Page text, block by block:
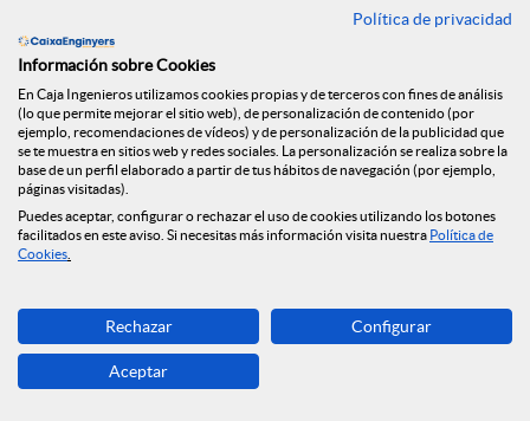
o
m
p
a
r
Noticias relacionadas
NEWS & YOU n.º 12
Caja Ingenieros continúa ampliando su red de
oficinas y llega a Reus
estabilidad económica
Caja Ingenieros prevé una segunda mitad de 2026
marcada por la volatilidad geopolítica y la
Política de privacidad
Información sobre Cookies
En Caja Ingenieros utilizamos cookies propias y de terceros con fines de análisis
(lo que permite mejorar el sitio web), de personalización de contenido (por
ejemplo, recomendaciones de vídeos) y de personalización de la publicidad que
se te muestra en sitios web y redes sociales. La personalización se realiza sobre la
base de un perfil elaborado a partir de tus hábitos de navegación (por ejemplo,
páginas visitadas).
Puedes aceptar, configurar o rechazar el uso de cookies utilizando los botones
facilitados en este aviso. Si necesitas más información visita nuestra Política de
Cookies
Rechazar Configurar
Aceptar